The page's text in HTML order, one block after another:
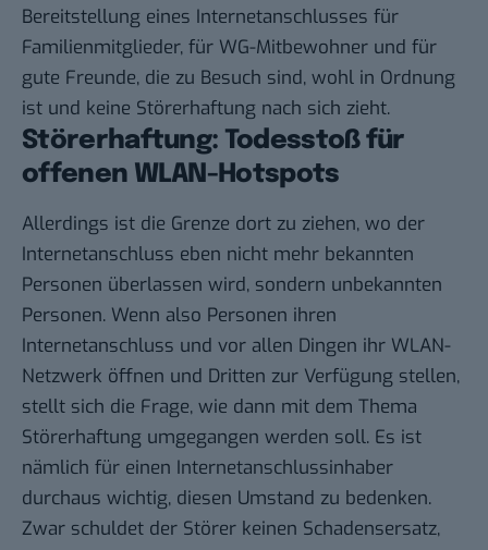
Bereitstellung eines Internetanschlusses für
Familienmitglieder, für WG-Mitbewohner und für
gute Freunde, die zu Besuch sind, wohl in Ordnung
ist und keine Störerhaftung nach sich zieht.
Störerhaftung: Todesstoß für
offenen WLAN-Hotspots
Allerdings ist die Grenze dort zu ziehen, wo der
Internetanschluss eben nicht mehr bekannten
Personen überlassen wird, sondern unbekannten
Personen. Wenn also Personen ihren
Internetanschluss und vor allen Dingen ihr WLAN-
Netzwerk öffnen und Dritten zur Verfügung stellen,
stellt sich die Frage, wie dann mit dem Thema
Störerhaftung umgegangen werden soll. Es ist
nämlich für einen Internetanschlussinhaber
durchaus wichtig, diesen Umstand zu bedenken.
Zwar schuldet der Störer keinen Schadensersatz,